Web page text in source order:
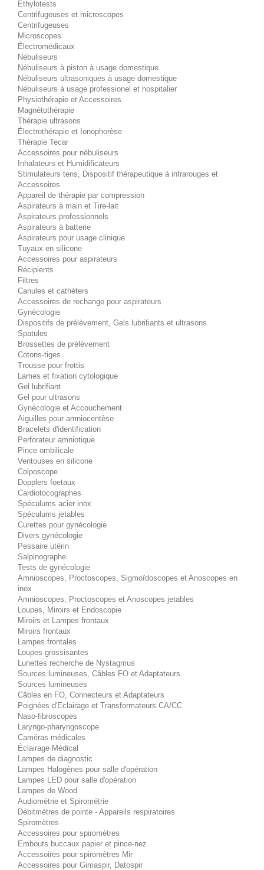
Éthylotests
Centrifugeuses et microscopes
Centrifugeuses
Microscopes
Électromédicaux
Nébuliseurs
Nébuliseurs à piston à usage domestique
Nébuliseurs ultrasoniques à usage domestique
Nébuliseurs à usage professionel et hospitalier
Physiothérapie et Accessoires
Magnétothérapie
Thérapie ultrasons
Électrothérapie et Ionophorèse
Thérapie Tecar
Accessoires pour nébuliseurs
Inhalateurs et Humidificateurs
Stimulateurs tens, Dispositif thérapeutique à infrarouges et
Accessoires
Appareil de thérapie par compression
Aspirateurs à main et Tire-lait
Aspirateurs professionnels
Aspirateurs à batterie
Aspirateurs pour usage clinique
Tuyaux en silicone
Accessoires pour aspirateurs
Récipients
Filtres
Canules et cathéters
Accessoires de rechange pour aspirateurs
Gynécologie
Dispositifs de prélèvement, Gels lubrifiants et ultrasons
Spatules
Brossettes de prélèvement
Cotons-tiges
Trousse pour frottis
Lames et fixation cytologique
Gel lubrifiant
Gel pour ultrasons
Gynécologie et Accouchement
Aiguilles pour amniocentèse
Bracelets d'identification
Perforateur amniotique
Pince ombilicale
Ventouses en silicone
Colposcope
Dopplers foetaux
Cardiotocographes
Spéculums acier inox
Spéculums jetables
Curettes pour gynécologie
Divers gynécologie
Pessaire utérin
Salpinographe
Tests de gynécologie
Amnioscopes, Proctoscopes, Sigmoïdoscopes et Anoscopes en
inox
Amnioscopes, Proctoscopes et Anoscopes jetables
Loupes, Miroirs et Endoscopie
Miroirs et Lampes frontaux
Miroirs frontaux
Lampes frontales
Loupes grossisantes
Lunettes recherche de Nystagmus
Sources lumineuses, Câbles FO et Adaptateurs
Sources lumineuses
Câbles en FO, Connecteurs et Adaptateurs
Poignées d'Eclairage et Transformateurs CA/CC
Naso-fibroscopes
Laryngo-pharyngoscope
Caméras médicales
Éclairage Médical
Lampes de diagnostic
Lampes Halogènes pour salle d'opération
Lampes LED pour salle d'opération
Lampes de Wood
Audiométrie et Spirométrie
Débitmètres de pointe - Appareils respiratoires
Spiromètres
Accessoires pour spiromètres
Embouts buccaux papier et pince-nez
Accessoires pour spiromètres Mir
Accessoires pour Gimaspir, Datospir